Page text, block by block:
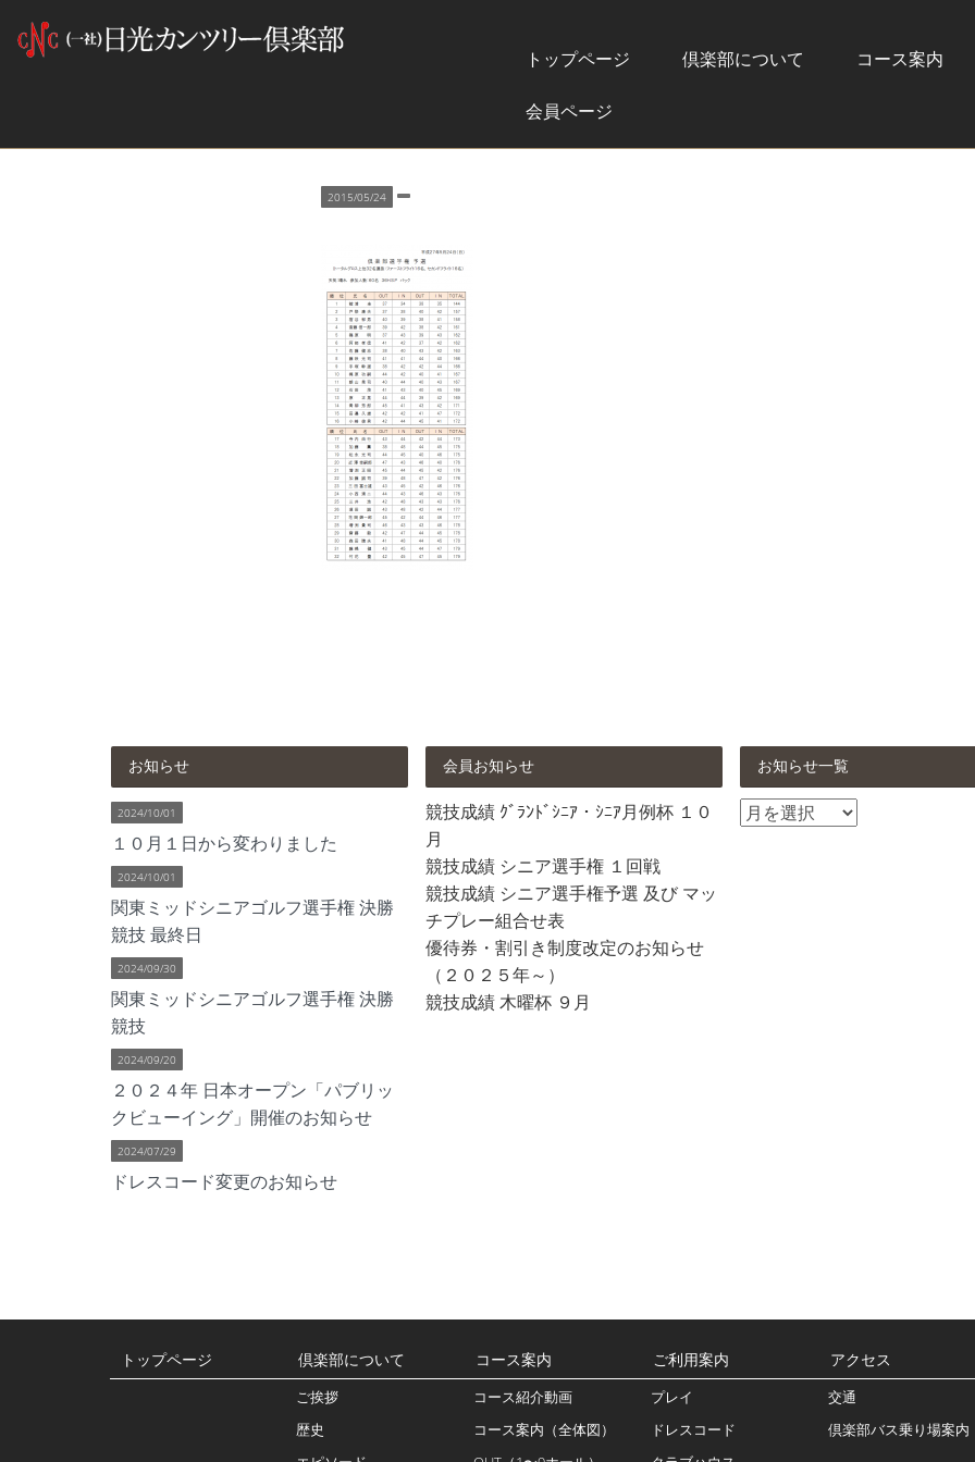
トップページ 倶楽部について コース案内
会員ページ
2015/05/24
お知らせ
2024/10/01
１０月１日から変わりました
2024/10/01
関東ミッドシニアゴルフ選手権 決勝
競技 最終日
2024/09/30
関東ミッドシニアゴルフ選手権 決勝
競技
2024/09/20
２０２４年 日本オープン「パブリッ
クビューイング」開催のお知らせ
2024/07/29
ドレスコード変更のお知らせ
会員お知らせ
競技成績 ｸﾞﾗﾝﾄﾞｼﾆｱ・ｼﾆｱ月例杯 １０
月
競技成績 シニア選手権 １回戦
競技成績 シニア選手権予選 及び マッ
チプレー組合せ表
優待券・割引き制度改定のお知らせ
（２０２５年～）
競技成績 木曜杯 ９月
お知らせ一覧
お
トップページ 倶楽部について
ご挨拶
歴史
コース案内
コース紹介動画
コース案内（全体図）
ご利用案内
プレイ
ドレスコード
アクセス
交通
倶楽部バス乗り場案内